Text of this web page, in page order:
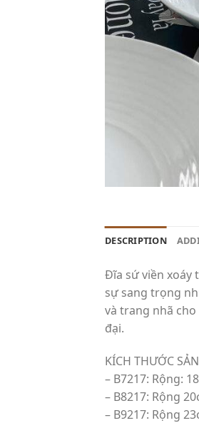
DESCRIPTION
Đĩa sứ viền xoáy
sự sang trọng
và trang nhã
đại.
KÍCH THƯỚC
– B7217: Rộng:
– B8217: Rộng
– B9217: Rộng